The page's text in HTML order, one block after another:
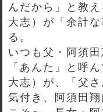
んだから」と教
大志）が「余計
る。
いつも父・阿須
「あんた」と呼
大志）が、「父
気付き、阿須田翔